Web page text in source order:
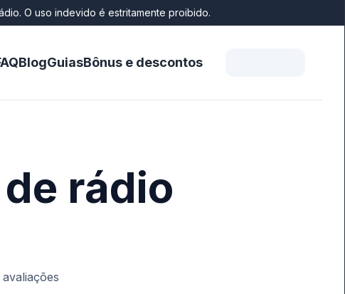
O uso indevido é estritamente proibido.
BlogGuiasBônus e descontos
rádio
avaliações